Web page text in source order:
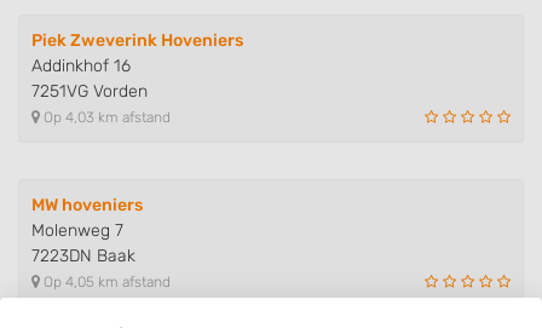
Piek Zweverink Hoveniers
Addinkhof 16
7251VG Vorden
Op 4,03 km afstand
MW hoveniers
Molenweg 7
7223DN Baak
Op 4,05 km afstand